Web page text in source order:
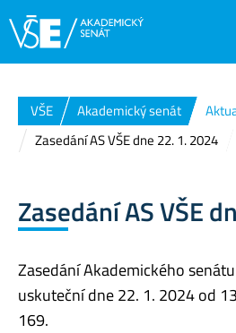
VŠE Akademický senát
Zasedání AS VŠE dne 22. 1. 2024
Zasedání AS VŠE
Zasedání Akademického
uskuteční dne 22. 1. 2024 od
169.